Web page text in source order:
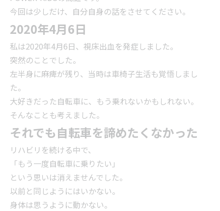
今回は少しだけ、自分自身の話をさせてください。
2020年4月6日
私は2020年4月6日、視床出血を発症しました。
突然のことでした。
左半身に麻痺が残り、当時は車椅子生活も覚悟しまし
た。
大好きだった自転車に、もう乗れないかもしれない。
そんなことも考えました。
それでも自転車を諦めたくなかった
リハビリを続ける中で、
「もう一度自転車に乗りたい」
という思いは消えませんでした。
以前と同じようにはいかない。
身体は思うように動かない。